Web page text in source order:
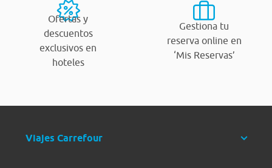
Ofertas y
descuentos
exclusivos en
hoteles
Gestiona tu
reserva online en
‘Mis Reservas’
Viajes Carrefour